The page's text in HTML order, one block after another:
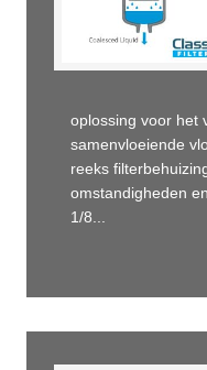
oplossing voor het
samenvloeiende
reeks
omstandigheden
1/8...